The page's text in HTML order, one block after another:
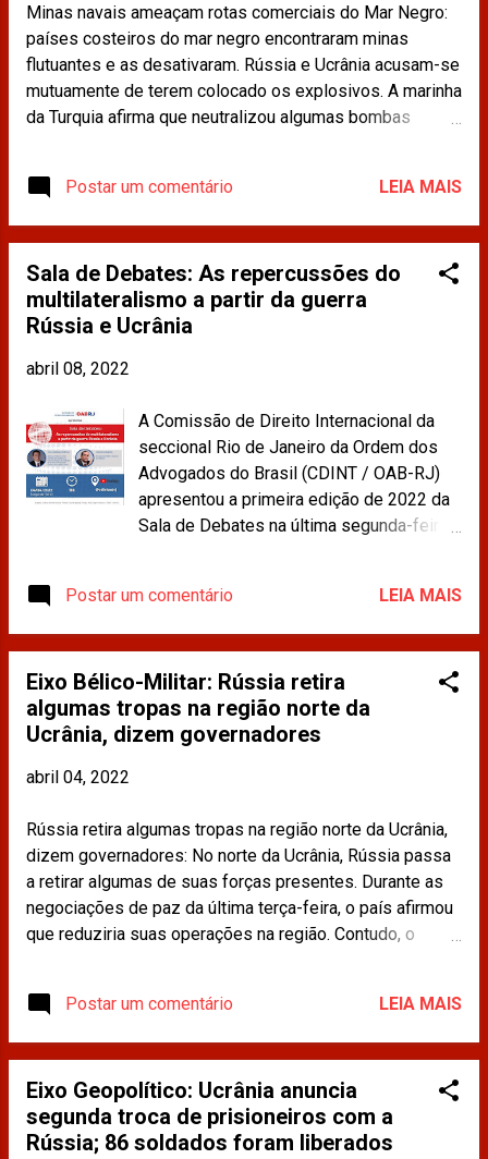
Minas navais ameaçam rotas comerciais do Mar Negro:
países costeiros do mar negro encontraram minas
flutuantes e as desativaram. Rússia e Ucrânia acusam-se
mutuamente de terem colocado os explosivos. A marinha
da Turquia afirma que neutralizou algumas bombas
as minas sejam deixadas à deriva em águas
internacionais. Leia mais em:
https://g1.globo.com/mundo/ucrania-
russia/noticia/2022/04/01/minas-navais-ameacam-
rotas-comerciais-do-mar-negro.ghtml Os materiais
publicados na imprensa e compartilhados neste site não
Postar um comentário LEIA MAIS
Sala de Debates: As repercussões do
multilateralismo a partir da guerra
Rússia e Ucrânia
abril 08, 2022
A Comissão de Direito Internacional da
seccional Rio de Janeiro da Ordem dos
Advogados do Brasil (CDINT / OAB-RJ)
apresentou a primeira edição de 2022 da
Sala de Debates na última segunda-feira
do multilateralismo a partir da guerra
Rússia e Ucrânia”. O convidado foi Paulo
Henrique Portela, mestre em Direito
(UFC), formado em Diplomacia (Instituto
Rio Branco) e professor de Direito
Internacional (Unifor) (Faculdade Cedin). A
Sala de Debates é um programa de
entrevistas promovido pela CDINT / OAB-
RJ a respeito de temas jurídicos atuais e
de interesse público no âmbito do Direito
Internacional, tendo sido criado em 2020.
Postar um comentário LEIA MAIS
Eixo Bélico-Militar: Rússia retira
algumas tropas na região norte da
Ucrânia, dizem governadores
abril 04, 2022
Rússia retira algumas tropas na região norte da Ucrânia,
dizem governadores: No norte da Ucrânia, Rússia passa
a retirar algumas de suas forças presentes. Durante as
negociações de paz da última terça-feira, o país afirmou
que reduziria suas operações na região. Contudo, o
em: https://www.cnnbrasil.com.br/internacional/russia-
retira-algumas-tropas-na-regiao-norte-da-ucrania-dizem-
governadores/ Os materiais publicados na imprensa e
compartilhados neste site não refletem a opinião da
CDINT / OAB-RJ.
Postar um comentário LEIA MAIS
Eixo Geopolítico: Ucrânia anuncia
segunda troca de prisioneiros com a
Rússia; 86 soldados foram liberados